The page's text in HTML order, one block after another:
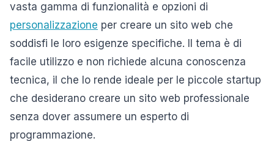
vasta gamma di funzionalità e opzioni di
personalizzazione per creare un sito web che
soddisfi le loro esigenze specifiche. Il tema è di
facile utilizzo e non richiede alcuna conoscenza
tecnica, il che lo rende ideale per le piccole startup
che desiderano creare un sito web professionale
senza dover assumere un esperto di
programmazione.